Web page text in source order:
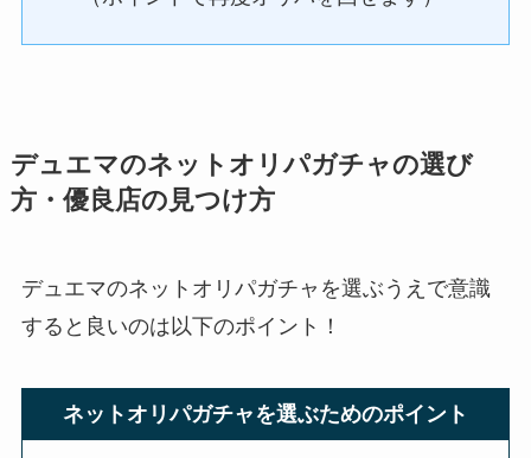
デュエマのネットオリパガチャの選び
方・優良店の見つけ方
デュエマのネットオリパガチャを選ぶうえで意識
すると良いのは以下のポイント！
ネットオリパガチャを選ぶためのポイント